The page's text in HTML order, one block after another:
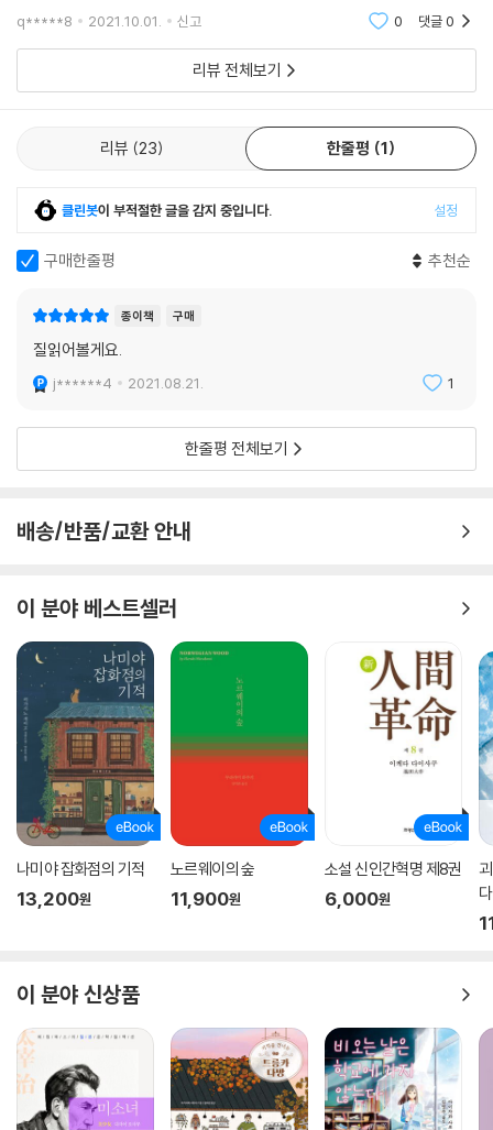
요시타케 신스케의 상상력 넘치는 삽화
스트 작가입니다. 언제나 상상력 넘치는 사랑스러운 그림으로 유명한 요스
타케 신스케는 이 책에서도 화장실과 잘 어울리는 여러 삽화들을 통해 소
케 신스케의 그림들을 《화장실 이야기》에서 함께 만나보세요.
만나보았답니다. 예상하시는 것처럼 쉽게 읽히는 에피소
드 모음집 같은 거였답니다. 라디오 프로에서 청취자들에
게 받는 화장실 사연 모음집 같은
q*****8 2021.10.01. 신고 0 댓글0
리뷰 전체보기
리뷰 23 한줄평 1
클린봇이 부적절한 글을 감지 중입니다. 설정
구매한줄평 추천순
종이책 구매
질읽어볼게요.
j******4 2021.08.21. 1
한줄평 전체보기
배송/반품/교환 안내
이 분야 베스트셀러
나미야 잡화점의 기적
13,200원
노르웨이의 숲
11,900원
소설 신인간혁명 제8권
6,000원
다
이 분야 신상품